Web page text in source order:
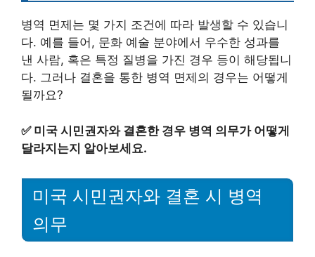
병역 면제는 몇 가지 조건에 따라 발생할 수 있습니
다. 예를 들어, 문화 예술 분야에서 우수한 성과를
낸 사람, 혹은 특정 질병을 가진 경우 등이 해당됩니
다. 그러나 결혼을 통한 병역 면제의 경우는 어떻게
될까요?
✅ 미국 시민권자와 결혼한 경우 병역 의무가 어떻게
달라지는지 알아보세요.
미국 시민권자와 결혼 시 병역
의무